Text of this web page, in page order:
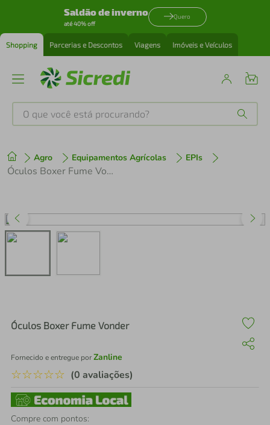
Saldão de inverno
até 40% off
Quero
Shopping Parcerias e Descontos Viagens Imóveis e Veículos
O que você está procurando?
Agro Equipamentos Agrícolas EPIs
Óculos Boxer Fume Vonder
Óculos Boxer Fume Vonder
Fornecido e entregue porZanline
☆☆☆☆☆ (0 avaliações)
Compre com pontos:
1º tenis
perfume